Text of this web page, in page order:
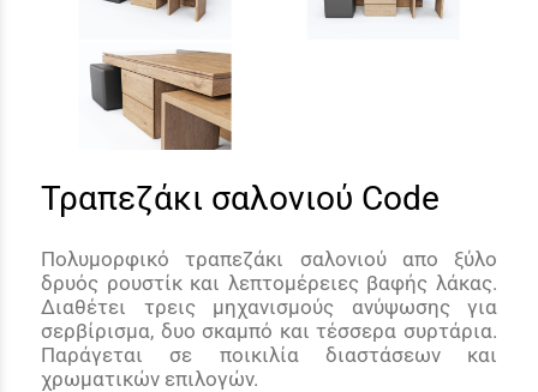
Τραπεζάκι σαλονιού Code
Πολυμορφικό τραπεζάκι σαλονιού απο ξύλο
δρυός ρουστίκ και λεπτομέρειες βαφής λάκας.
Διαθέτει τρεις μηχανισμούς ανύψωσης για
σερβίρισμα, δυο σκαμπό και τέσσερα συρτάρια.
Παράγεται σε ποικιλία διαστάσεων και
χρωματικών επιλογών.